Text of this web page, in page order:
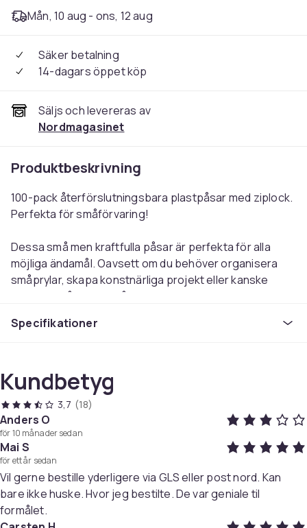
Mån, 10 aug - ons, 12 aug
Säker betalning
14-dagars öppet köp
Säljs och levereras av
Nordmagasinet
Produktbeskrivning
100-pack återförslutningsbara plastpåsar med ziplock.
Perfekta för småförvaring!
Dessa små men kraftfulla påsar är perfekta för alla
möjliga ändamål. Oavsett om du behöver organisera
småprylar, skapa konstnärliga projekt eller kanske
förvara småskruvar på ett ordnat sätt, kommer de här
försluta med sitt blixtlås och kan även förseglas genom
Ziplock-påsar har en spännande historia som sträcker
sig ända tillbaka till 1950-talet och idag har de blivit en
oumbärlig del av vårt vardagsliv. Förvara, organisera
och förenkla med dessa praktiska ziplock-påsar!
Återförslutningsbara för enkel användning
Organiserar och skyddar dina saker
Material: miljövänlig polyeten
Specifikationer
Kundbetyg
3,7 (18)
Anders O
för 10 månader sedan
Mai S
för ett år sedan
Vil gerne bestille yderligere via GLS eller post nord. Kan
bare ikke huske. Hvor jeg bestilte. De var geniale til
formålet.